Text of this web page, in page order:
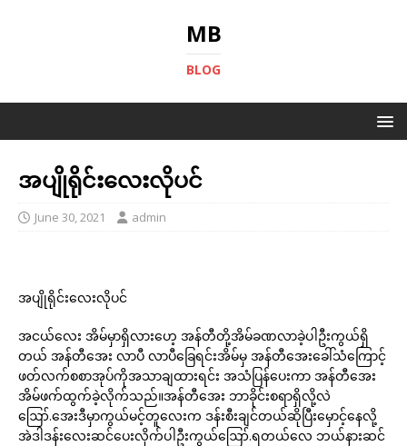
MB
BLOG
အပျိုရိုင်းလေးလိုပင်
June 30, 2021 admin
အပျိုရိုင်းလေးလိုပင်
အငယ်လေး အိမ်မှာရှိလားဟေ့ အန်တီတို့အိမ်ခဏလာခဲ့ပါဦးကွယ်ရှိ
တယ် အန်တီအေး လာပီ လာပီခြေရင်းအိမ်မှ အန်တီအေးခေါ်သံကြောင့်
ဖတ်လက်စစာအုပ်ကိုအသာချထားရင်း အသံပြန်ပေးကာ အန်တီအေး
အိမ်ဖက်ထွက်ခဲ့လိုက်သည်။အန်တီအေး ဘာခိုင်းစရာရှိလို့လဲ
ဪ.အေးဒီမှာကွယ်မင့်တူလေးက ဒန်းစီးချင်တယ်ဆိုပြီးမှောင့်နေလို့
အဲဒါဒန်းလေးဆင်ပေးလိုက်ပါဦးကွယ်ဪ.ရတယ်လေ ဘယ်နားဆင်